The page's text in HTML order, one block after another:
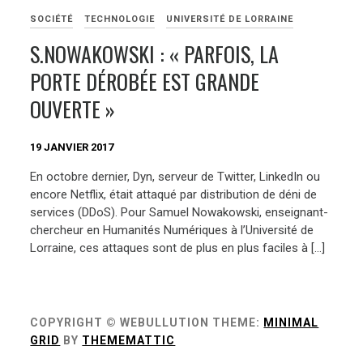
SOCIÉTÉ TECHNOLOGIE UNIVERSITÉ DE LORRAINE
S.NOWAKOWSKI : « PARFOIS, LA
PORTE DÉROBÉE EST GRANDE
OUVERTE »
19 JANVIER 2017
En octobre dernier, Dyn, serveur de Twitter, LinkedIn ou
encore Netflix, était attaqué par distribution de déni de
services (DDoS). Pour Samuel Nowakowski, enseignant-
chercheur en Humanités Numériques à l’Université de
Lorraine, ces attaques sont de plus en plus faciles à […]
COPYRIGHT © WEBULLUTION THEME: MINIMAL
GRID BY THEMEMATTIC